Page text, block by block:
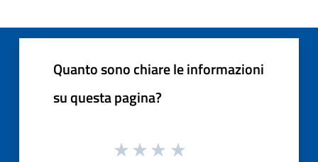
Quanto sono chiare le informazioni
su questa pagina?